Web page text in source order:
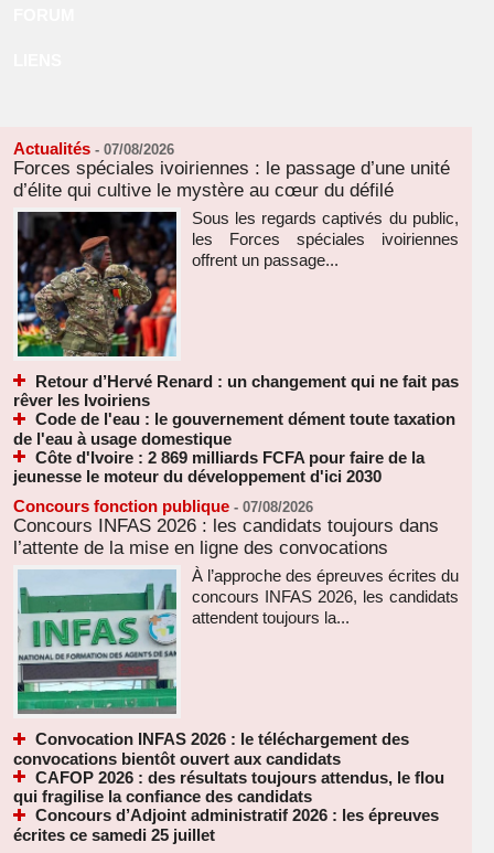
Actualités - 07/08/2026
Forces spéciales ivoiriennes : le passage d’une unité
d’élite qui cultive le mystère au cœur du défilé
Sous les regards captivés du public,
les Forces spéciales ivoiriennes
offrent un passage...
Retour d’Hervé Renard : un changement qui ne fait pas
rêver les Ivoiriens
Code de l'eau : le gouvernement dément toute taxation
de l'eau à usage domestique
Côte d'Ivoire : 2 869 milliards FCFA pour faire de la
jeunesse le moteur du développement d'ici 2030
Concours fonction publique - 07/08/2026
Concours INFAS 2026 : les candidats toujours dans
l’attente de la mise en ligne des convocations
À l’approche des épreuves écrites du
concours INFAS 2026, les candidats
attendent toujours la...
Convocation INFAS 2026 : le téléchargement des
convocations bientôt ouvert aux candidats
CAFOP 2026 : des résultats toujours attendus, le flou
qui fragilise la confiance des candidats
Concours d’Adjoint administratif 2026 : les épreuves
écrites ce samedi 25 juillet